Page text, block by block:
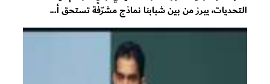
التحديات، يبرز من بين شبابنا نماذج مشرّفة تستحق أ...